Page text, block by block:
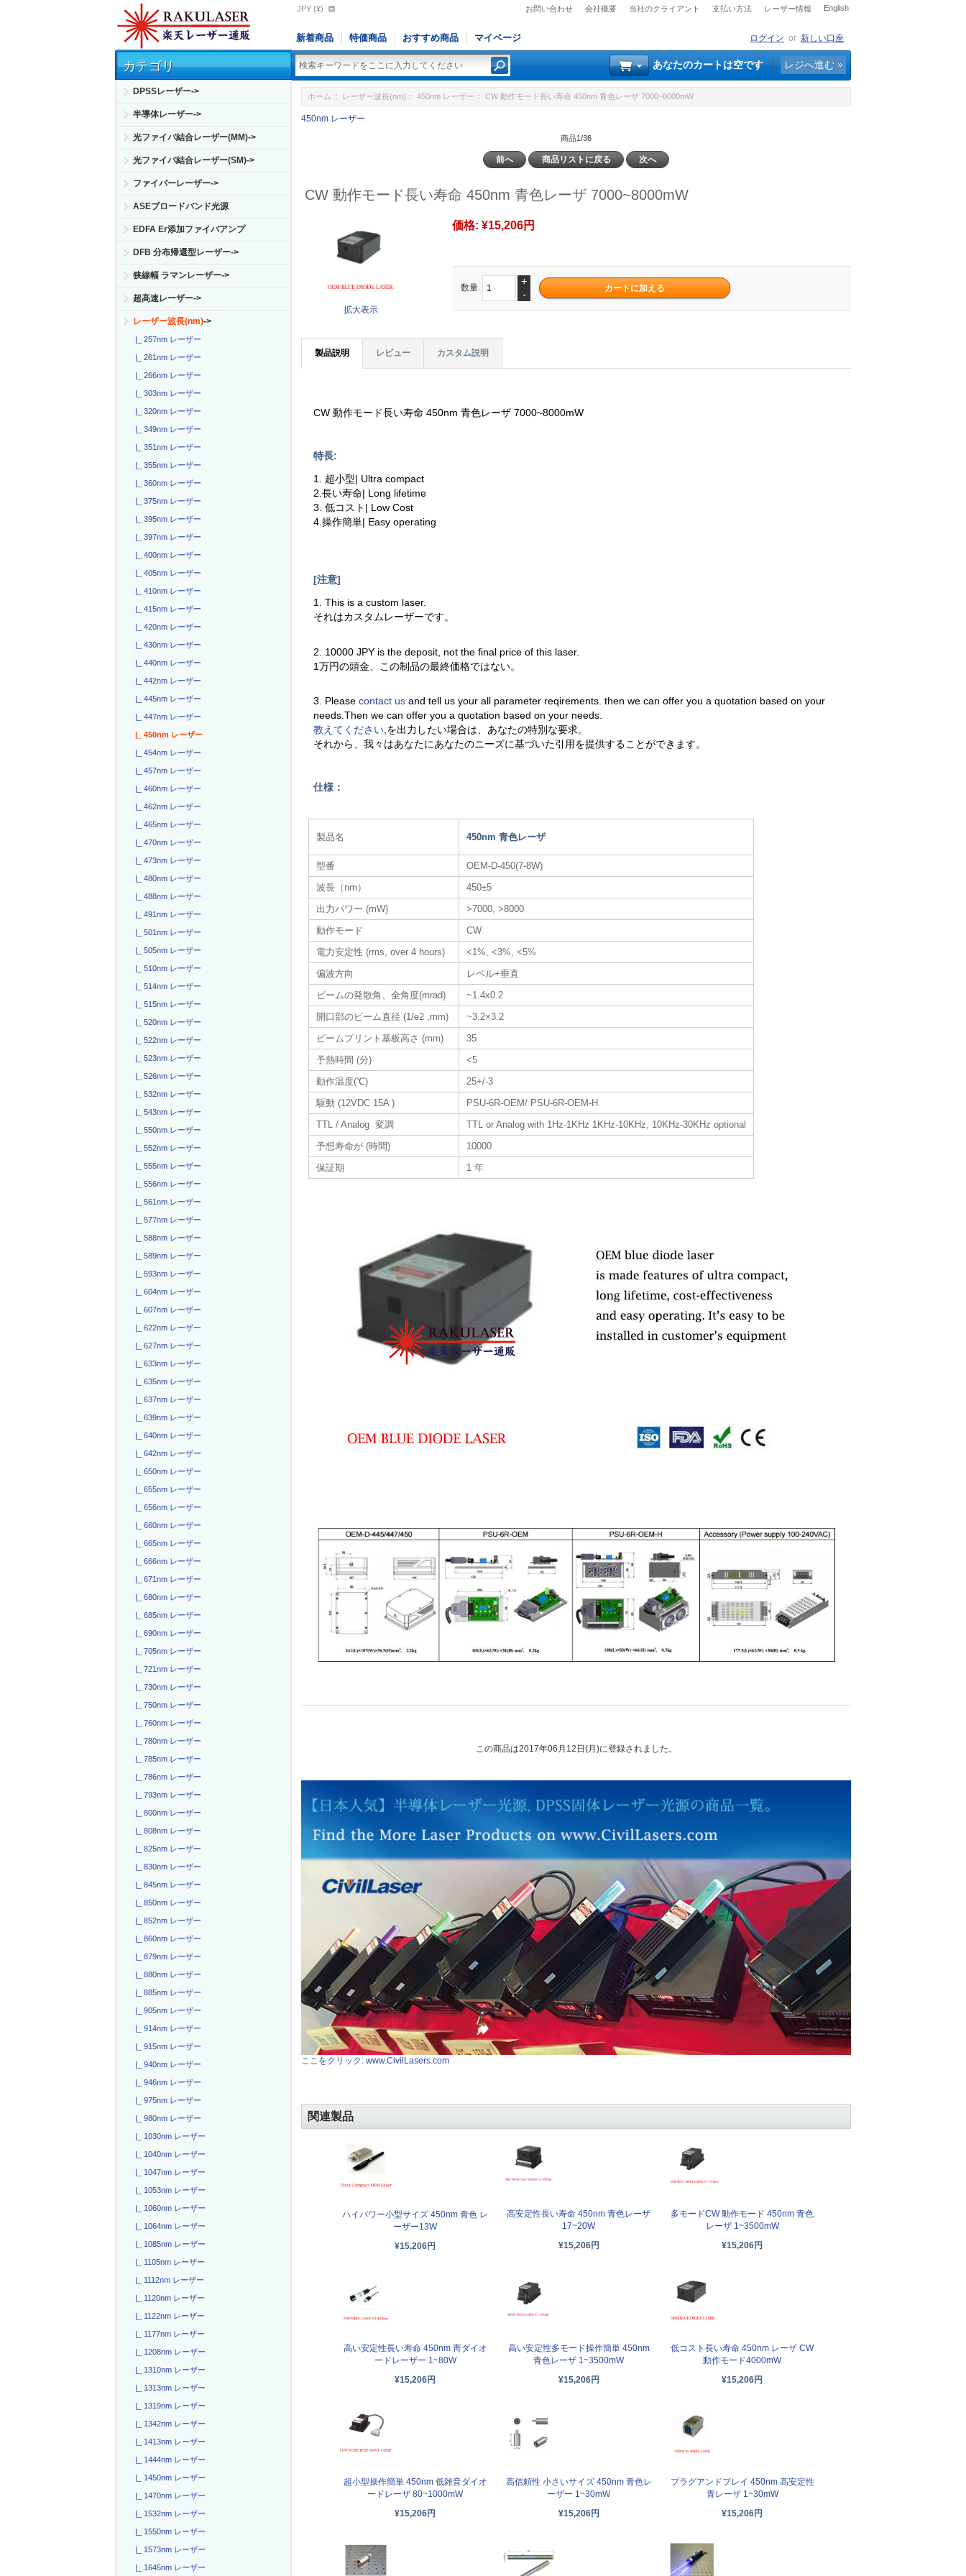
お問い合わせ 会社概要 当社のクライアント 支払い方法 レーザー情報 English
JPY (¥)
新着商品 特価商品 おすすめ商品 マイページ ログイン or 新しい口座
あなたのカートは空です レジへ進む
カテゴリ
DPSSレーザー->
半導体レーザー->
光ファイバ結合レーザー(MM)->
光ファイバ結合レーザー(SM)->
ファイバーレーザー->
ASEブロードバンド光源
EDFA Er添加ファイバアンプ
DFB 分布帰還型レーザー->
狭線幅 ラマンレーザー->
超高速レーザー->
レーザー波長(nm)->
|_ 257nm レーザー
|_ 261nm レーザー
|_ 266nm レーザー
|_ 303nm レーザー
|_ 320nm レーザー
|_ 349nm レーザー
|_ 351nm レーザー
|_ 355nm レーザー
|_ 360nm レーザー
|_ 375nm レーザー
|_ 395nm レーザー
|_ 397nm レーザー
|_ 400nm レーザー
|_ 405nm レーザー
|_ 410nm レーザー
|_ 415nm レーザー
|_ 420nm レーザー
|_ 430nm レーザー
|_ 440nm レーザー
|_ 442nm レーザー
|_ 445nm レーザー
|_ 447nm レーザー
|_ 450nm レーザー
|_ 454nm レーザー
|_ 457nm レーザー
|_ 460nm レーザー
|_ 462nm レーザー
|_ 465nm レーザー
|_ 470nm レーザー
|_ 473nm レーザー
|_ 480nm レーザー
|_ 488nm レーザー
|_ 491nm レーザー
|_ 501nm レーザー
|_ 505nm レーザー
|_ 510nm レーザー
|_ 514nm レーザー
|_ 515nm レーザー
|_ 520nm レーザー
|_ 522nm レーザー
|_ 523nm レーザー
|_ 526nm レーザー
|_ 532nm レーザー
|_ 543nm レーザー
|_ 550nm レーザー
|_ 552nm レーザー
|_ 555nm レーザー
|_ 556nm レーザー
|_ 561nm レーザー
|_ 577nm レーザー
|_ 588nm レーザー
|_ 589nm レーザー
|_ 593nm レーザー
|_ 604nm レーザー
|_ 607nm レーザー
|_ 622nm レーザー
|_ 627nm レーザー
|_ 633nm レーザー
|_ 635nm レーザー
|_ 637nm レーザー
|_ 639nm レーザー
|_ 640nm レーザー
|_ 642nm レーザー
|_ 650nm レーザー
|_ 655nm レーザー
|_ 656nm レーザー
|_ 660nm レーザー
|_ 665nm レーザー
|_ 666nm レーザー
|_ 671nm レーザー
|_ 680nm レーザー
|_ 685nm レーザー
|_ 690nm レーザー
|_ 705nm レーザー
|_ 721nm レーザー
|_ 730nm レーザー
|_ 750nm レーザー
|_ 760nm レーザー
|_ 780nm レーザー
|_ 785nm レーザー
|_ 786nm レーザー
|_ 793nm レーザー
|_ 800nm レーザー
|_ 808nm レーザー
|_ 825nm レーザー
|_ 830nm レーザー
|_ 845nm レーザー
|_ 850nm レーザー
|_ 852nm レーザー
|_ 860nm レーザー
|_ 879nm レーザー
|_ 880nm レーザー
|_ 885nm レーザー
|_ 905nm レーザー
|_ 914nm レーザー
|_ 915nm レーザー
|_ 940nm レーザー
|_ 946nm レーザー
|_ 975nm レーザー
|_ 980nm レーザー
|_ 1030nm レーザー
|_ 1040nm レーザー
|_ 1047nm レーザー
|_ 1053nm レーザー
|_ 1060nm レーザー
|_ 1064nm レーザー
|_ 1085nm レーザー
|_ 1105nm レーザー
|_ 1112nm レーザー
|_ 1120nm レーザー
|_ 1122nm レーザー
|_ 1177nm レーザー
|_ 1208nm レーザー
|_ 1310nm レーザー
|_ 1313nm レーザー
|_ 1319nm レーザー
|_ 1342nm レーザー
|_ 1413nm レーザー
|_ 1444nm レーザー
|_ 1450nm レーザー
|_ 1470nm レーザー
|_ 1532nm レーザー
|_ 1550nm レーザー
|_ 1573nm レーザー
|_ 1645nm レーザー
ホーム :: レーザー波長(nm) ::450nm レーザー :: CW 動作モード長い寿命 450nm 青色レーザ 7000~8000mW
450nm レーザー
商品1/36
前へ 商品リストに戻る 次へ
CW 動作モード長い寿命 450nm 青色レーザ 7000~8000mW
拡大表示
価格:¥15,206円
数量.
+
-
製品説明 レビュー カスタム説明
CW 動作モード長い寿命 450nm 青色レーザ 7000~8000mW
特長:
1. 超小型| Ultra compact
2.長い寿命| Long lifetime
3. 低コスト| Low Cost
4.操作簡単| Easy operating
[注意]
1. This is a custom laser.
それはカスタムレーザーです。
2. 10000 JPY is the deposit, not the final price of this laser.
1万円の頭金、この制品の最終価格ではない。
3. Pleasecontact usand tell us your all parameter reqirements. then we can offer you a quotation based on your
needs.Then we can offer you a quotation based on your needs.
教えてください,を出力したい場合は、あなたの特別な要求。
それから、我々はあなたにあなたのニーズに基づいた引用を提供することができます。
仕様：
製品名 450nm 青色レーザ​
型番
OEM-D-450(7-8W)
波長（nm）
450±5
出力パワー (mW)
>7000, >8000
動作モード
CW
電力安定性 (rms, over 4 hours)
<1%, <3%, <5%
偏波方向
レベル+垂直
ビームの発散角、全角度(mrad)
~1.4x0.2
開口部のビーム直径 (1/e2 ,mm)
~3.2×3.2
ビームプリント基板高さ (mm)
35
予熱時間 (分)
<5
動作温度(℃)
25+/-3
駆動 (12VDC 15A )
PSU-6R-OEM/ PSU-6R-OEM-H
TTL / Analog 変調
TTL or Analog with 1Hz-1KHz 1KHz-10KHz, 10KHz-30KHz optional
予想寿命が (時間)
10000
保証期
1 年
この商品は2017年06月12日(月)に登録されました。
ここをクリック: www.CivilLasers.com
関連製品
ハイパワー小型サイズ 450nm 青色 レ
ーザー13W
¥15,206円
高安定性長い寿命 450nm 青色レーザ
17~20W
¥15,206円
多モードCW 動作モード 450nm 青色
レーザ 1~3500mW
¥15,206円
高い安定性長い寿命 450nm 靑ダイオ
ードレーザー 1~80W
¥15,206円
高い安定性多モード操作簡単 450nm
青色レーザ 1~3500mW
¥15,206円
低コスト長い寿命 450nm レーザ CW
動作モード4000mW
¥15,206円
超小型操作簡単 450nm 低雑音ダイオ
ードレーザ 80~1000mW
¥15,206円
高信頼性 小さいサイズ 450nm 青色レ
ーザー 1~30mW
¥15,206円
プラグアンドプレイ 450nm 高安定性
青レーザ 1~30mW
¥15,206円